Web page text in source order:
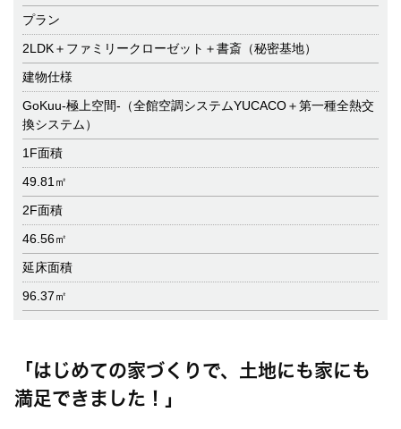
プラン
2LDK＋ファミリークローゼット＋書斎（秘密基地）
建物仕様
GoKuu-極上空間-（全館空調システムYUCACO＋第一種全熱交
換システム）
1F面積
49.81㎡
2F面積
46.56㎡
延床面積
96.37㎡
「はじめての家づくりで、土地にも家にも
満足できました！」